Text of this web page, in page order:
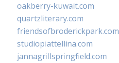
oakberry-kuwait.com
quartzliterary.com
friendsofbroderickpark.com
studiopiattellina.com
jannagrillspringfield.com